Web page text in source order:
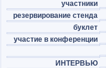
участники
резервирование стенда
буклет
участие в конференции
ИНТЕРВЬЮ